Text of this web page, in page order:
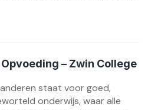
– Zwin College
staat voor goed,
onderwijs, waar alle